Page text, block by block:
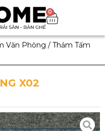
0
Văn Phòng / Thảm Tấm
X02